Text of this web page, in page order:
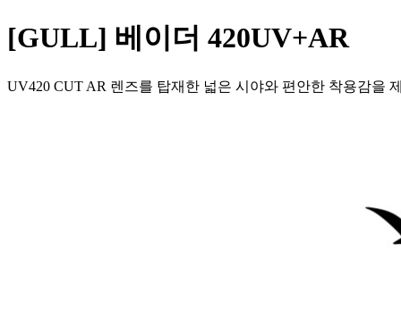
[GULL] 베이더 420UV+AR
UV420 CUT AR 렌즈를 탑재한 넓은 시야와 편안한 착용감을